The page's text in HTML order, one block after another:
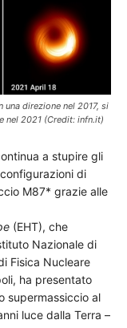
direzione nel 2017, si
nel 2021 (Credit: infn.it)
a stupire gli
di
M87* grazie alle
(EHT), che
Nazionale di
Fisica Nucleare
ha presentato
supermassiccio al
luce dalla Terra –